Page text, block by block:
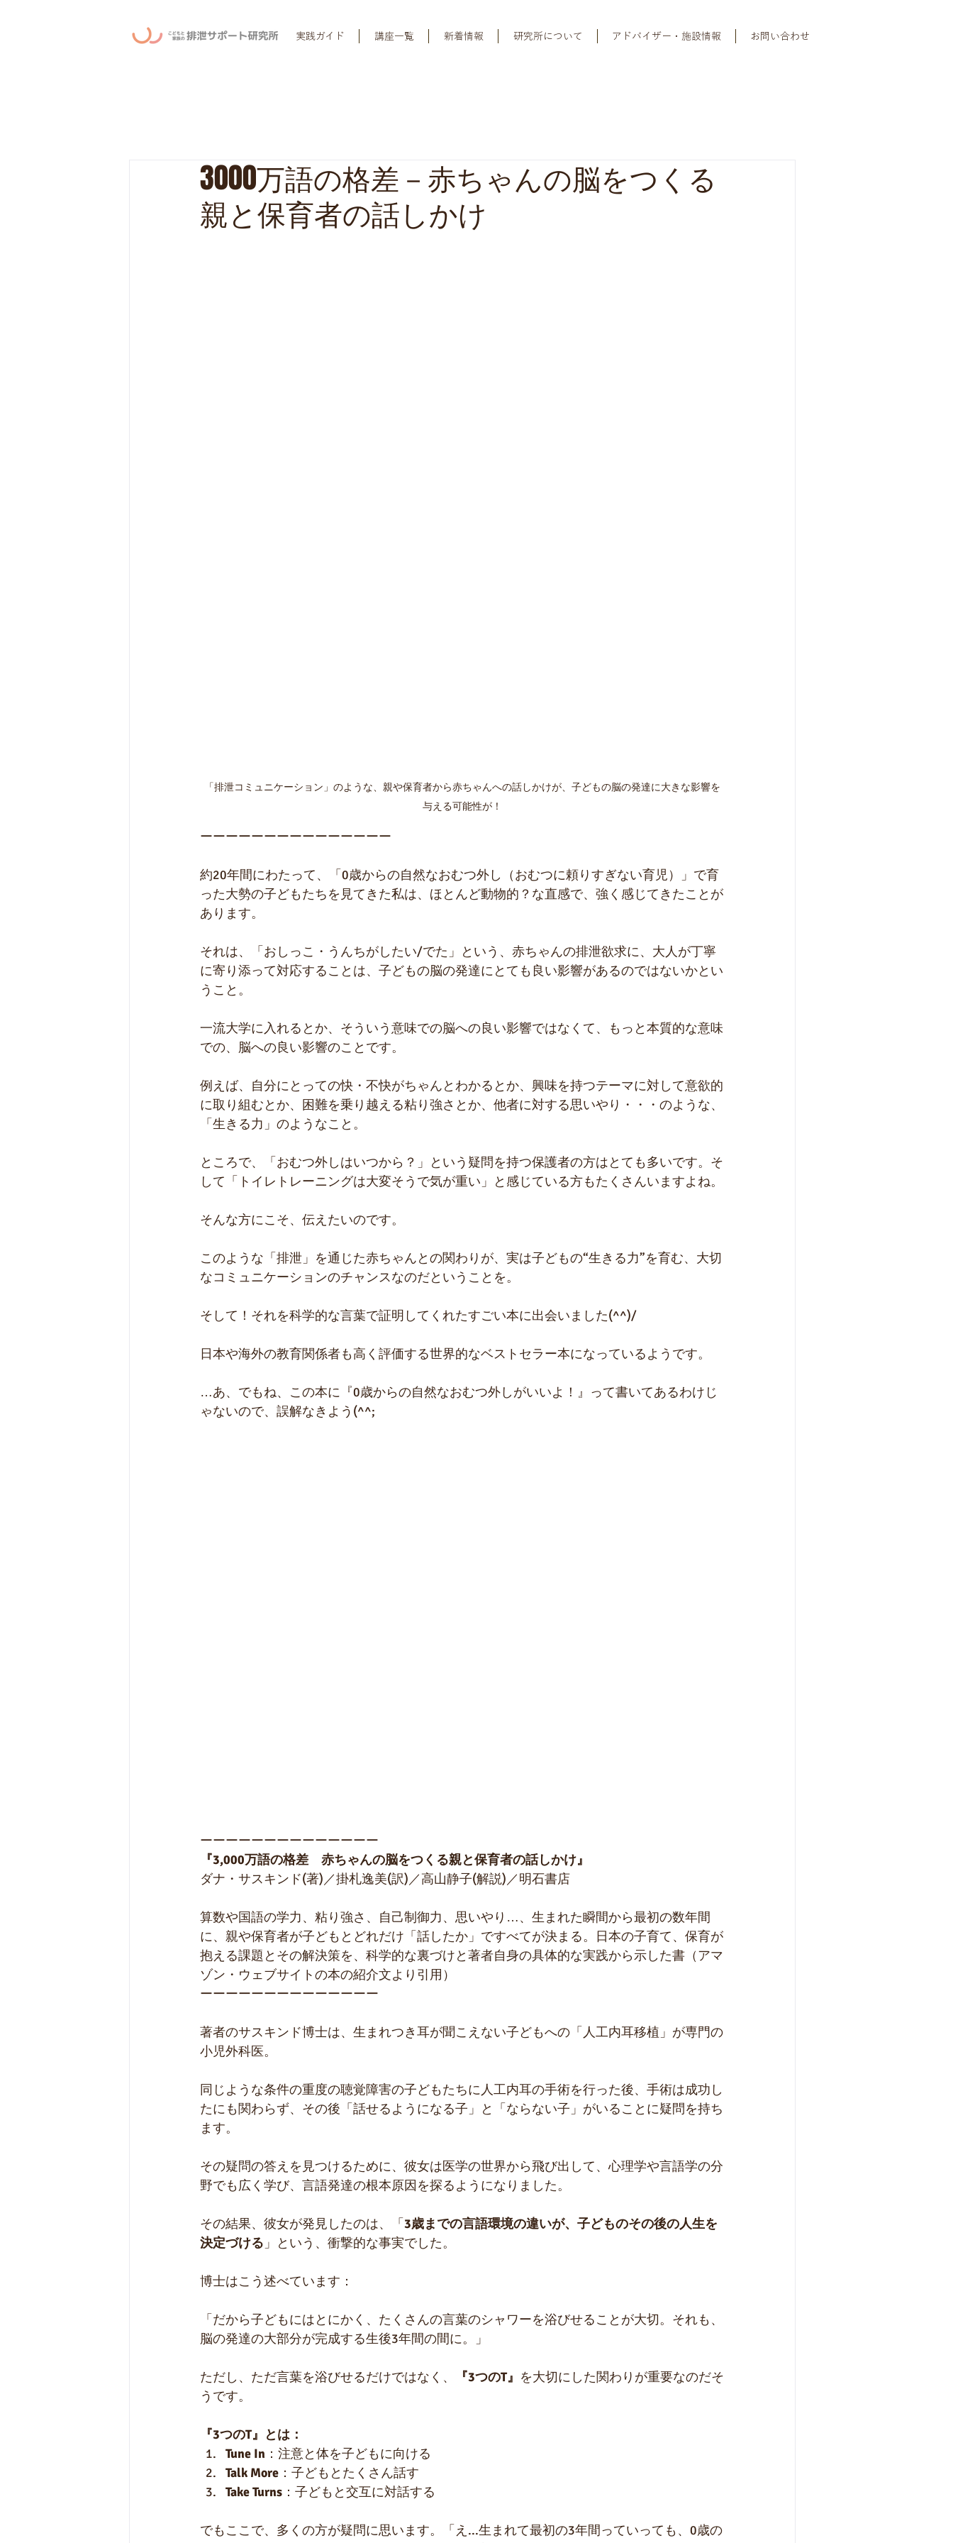
実践ガイド 講座一覧 新着情報 研究所について アドバイザー・施設情報 お問い合わせ
3000万語の格差－赤ちゃんの脳をつくる
親と保育者の話しかけ
「排泄コミュニケーション」のような、親や保育者から赤ちゃんへの話しかけが、子どもの脳の発達に大きな影響を
与える可能性が！
ーーーーーーーーーーーーーーー
約20年間にわたって、「0歳からの自然なおむつ外し（おむつに頼りすぎない育児）」で育
った大勢の子どもたちを見てきた私は、ほとんど動物的？な直感で、強く感じてきたことが
あります。
それは、「おしっこ・うんちがしたい/でた」という、赤ちゃんの排泄欲求に、大人が丁寧
に寄り添って対応することは、子どもの脳の発達にとても良い影響があるのではないかとい
うこと。
一流大学に入れるとか、そういう意味での脳への良い影響ではなくて、もっと本質的な意味
での、脳への良い影響のことです。
例えば、自分にとっての快・不快がちゃんとわかるとか、興味を持つテーマに対して意欲的
に取り組むとか、困難を乗り越える粘り強さとか、他者に対する思いやり・・・のような、
「生きる力」のようなこと。
ところで、「おむつ外しはいつから？」という疑問を持つ保護者の方はとても多いです。そ
して「トイレトレーニングは大変そうで気が重い」と感じている方もたくさんいますよね。
そんな方にこそ、伝えたいのです。
このような「排泄」を通じた赤ちゃんとの関わりが、実は子どもの“生きる力”を育む、大切
なコミュニケーションのチャンスなのだということを。
そして！それを科学的な言葉で証明してくれたすごい本に出会いました(^^)/
日本や海外の教育関係者も高く評価する世界的なベストセラー本になっているようです。
…あ、でもね、この本に『0歳からの自然なおむつ外しがいいよ！』って書いてあるわけじ
ゃないので、誤解なきよう(^^;
ーーーーーーーーーーーーーー
『3,000万語の格差　赤ちゃんの脳をつくる親と保育者の話しかけ』
ダナ・サスキンド(著)／掛札逸美(訳)／高山静子(解説)／明石書店
算数や国語の学力、粘り強さ、自己制御力、思いやり…、生まれた瞬間から最初の数年間
に、親や保育者が子どもとどれだけ「話したか」ですべてが決まる。日本の子育て、保育が
抱える課題とその解決策を、科学的な裏づけと著者自身の具体的な実践から示した書（アマ
ゾン・ウェブサイトの本の紹介文より引用）
ーーーーーーーーーーーーーー
著者のサスキンド博士は、生まれつき耳が聞こえない子どもへの「人工内耳移植」が専門の
小児外科医。
同じような条件の重度の聴覚障害の子どもたちに人工内耳の手術を行った後、手術は成功し
たにも関わらず、その後「話せるようになる子」と「ならない子」がいることに疑問を持ち
ます。
その疑問の答えを見つけるために、彼女は医学の世界から飛び出して、心理学や言語学の分
野でも広く学び、言語発達の根本原因を探るようになりました。
その結果、彼女が発見したのは、「3歳までの言語環境の違いが、子どものその後の人生を
決定づける 」という、衝撃的な事実でした。
博士はこう述べています：
「だから子どもにはとにかく、たくさんの言葉のシャワーを浴びせることが大切。それも、
脳の発達の大部分が完成する生後3年間の間に。」
ただし、ただ言葉を浴びせるだけではなく、 『3つのT』 を大切にした関わりが重要なのだそ
うです。
『3つのT』とは：
Tune In ：注意と体を子どもに向ける
Talk More ：子どもとたくさん話す
Take Turns ：子どもと交互に対話する
でもここで、多くの方が疑問に思います。「え...生まれて最初の3年間っていっても、0歳の